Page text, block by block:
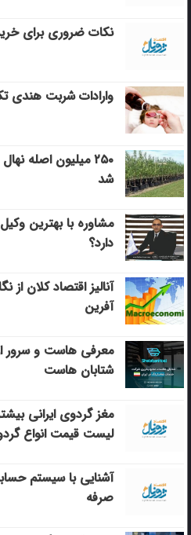
نکات ضروری برای
وارادات شربت هندی
۲۵۰ میلیون اصله
شد
مشاوره با بهترین
دارد؟
آنالیز اقتصاد کلان
آفرین
معرفی هاست و سرور
شتابان هاست
مغز گردوی ایرانی
لیست قیمت انواع گردو
آشنایی با سیستم
صرفه